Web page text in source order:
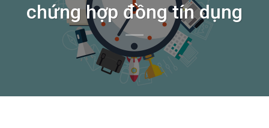
chứng hợp đồng tín dụng